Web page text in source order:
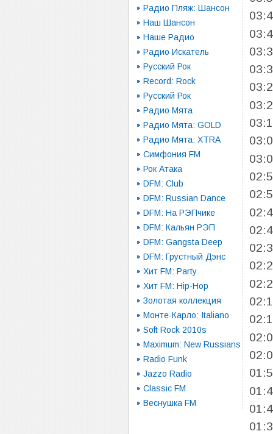
Радио Пляж: Шансон
Наш Шансон
Наше Радио
Радио Искатель
Русский Рок
Record: Rock
Русский Рок
Радио Мята
Радио Мята: GOLD
Радио Мята: XTRA
Симфония FM
Рок Атака
DFM: Club
DFM: Russian Dance
DFM: На РЭПчике
DFM: Кальян РЭП
DFM: Gangsta Deep
DFM: Грустный Дэнс
Хит FM: Party
Хит FM: Hip-Hop
Золотая коллекция
Монте-Карло: Italiano
Soft Rock 2010s
Maximum: New Russians
Radio Funk
Jazzo Radio
Classic FM
Веснушка FM